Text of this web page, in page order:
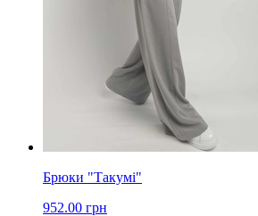
Брюки "Такумі"
952.00 грн